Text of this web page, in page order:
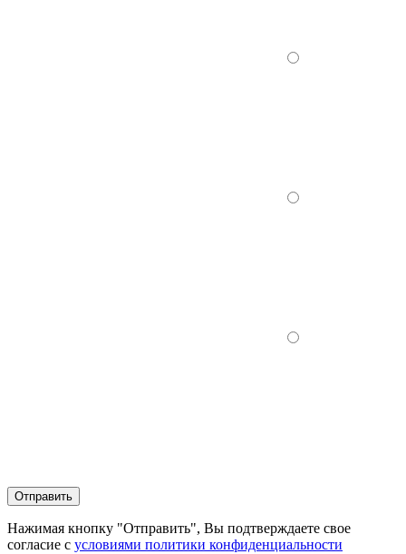
Отправить
Нажимая кнопку "Отправить", Вы подтверждаете свое
согласие с условиями политики конфиденциальности